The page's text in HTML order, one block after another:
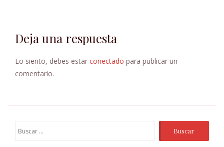
Deja una respuesta
Lo siento, debes estar conectado para publicar un
comentario.